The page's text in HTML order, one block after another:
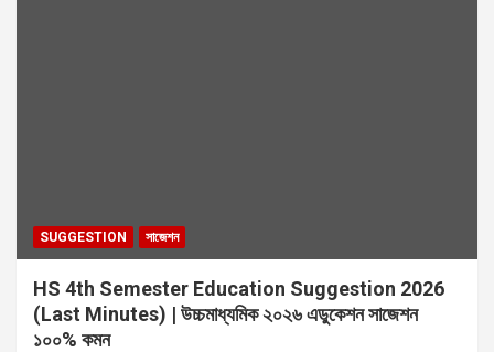
SUGGESTION সাজেশন
HS 4th Semester Education Suggestion 2026
(Last Minutes) | উচ্চমাধ্যমিক ২০২৬ এডুকেশন সাজেশন
১০০% কমন